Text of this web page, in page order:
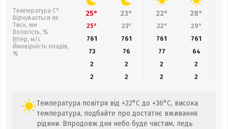
Температура С°
Відчувається як
Тиск, мм
Вологість, %
Вітер, м/с
Ймовірність опадів,
%
25° 23° 22° 28°
25° 23° 22° 29°
761
761 761 761
73
76 77 64
2
2 2
2
2
2 2 2
Температура повітря від +22°C до +36°C, висока
температура, подбайте про достатнє вживання
рідини. Впродовж дня небо буде чистим, ледь